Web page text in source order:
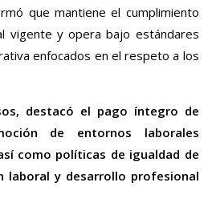
que mantiene el cumplimiento
vigente y opera bajo estándares
enfocados en el respeto a los
destacó el pago íntegro de
de entornos laborales
como políticas de igualdad de
laboral y desarrollo profesional